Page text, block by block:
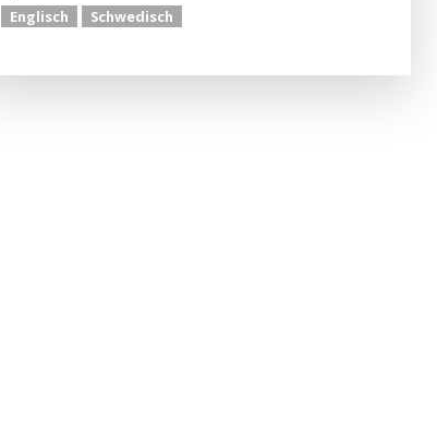
Englisch Schwedisch